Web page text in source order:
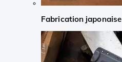
Fabrication japonaise